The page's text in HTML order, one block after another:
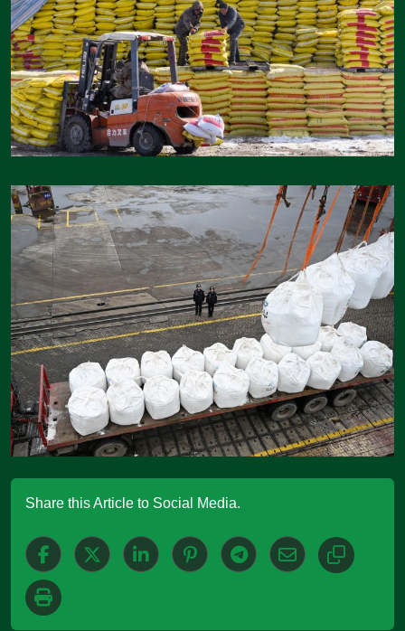
Share this Article to Social Media.